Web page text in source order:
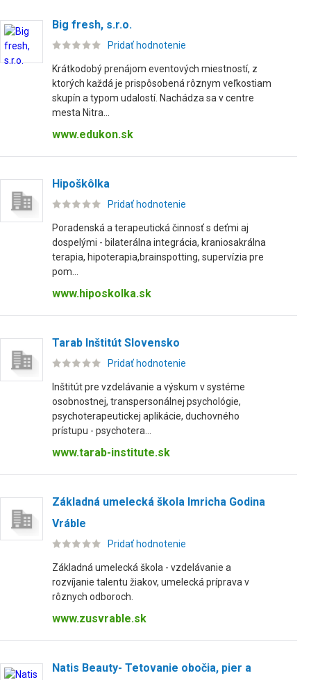
Big fresh, s.r.o.
Pridať hodnotenie
Krátkodobý prenájom eventových miestností, z
ktorých každá je prispôsobená rôznym veľkostiam
skupín a typom udalostí. Nachádza sa v centre
mesta Nitra...
www.edukon.sk
Hipoškôlka
Pridať hodnotenie
Poradenská a terapeutická činnosť s deťmi aj
dospelými - bilaterálna integrácia, kraniosakrálna
terapia, hipoterapia,brainspotting, supervízia pre
pom...
www.hiposkolka.sk
Tarab Inštitút Slovensko
Pridať hodnotenie
Inštitút pre vzdelávanie a výskum v systéme
osobnostnej, transpersonálnej psychológie,
psychoterapeutickej aplikácie, duchovného
prístupu - psychotera...
www.tarab-institute.sk
Základná umelecká škola Imricha Godina
Vráble
Pridať hodnotenie
Základná umelecká škola - vzdelávanie a
rozvíjanie talentu žiakov, umelecká príprava v
rôznych odboroch.
www.zusvrable.sk
Natis Beauty- Tetovanie obočia, pier a